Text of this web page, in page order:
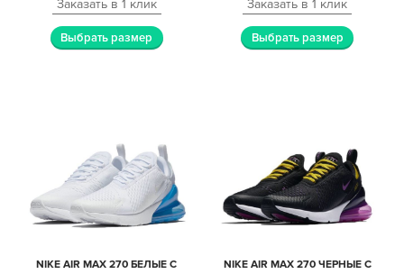
Заказать в 1 клик
Выбрать размер
Заказать в 1 клик
Выбрать размер
NIKE AIR MAX 270 БЕЛЫЕ С
NIKE AIR MAX 270 ЧЕРНЫЕ С